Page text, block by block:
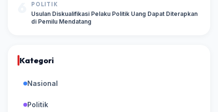
POLITIK
Usulan Diskualifikasi Pelaku Politik Uang Dapat Diterapkan
di Pemilu Mendatang
Kategori
Nasional
Politik